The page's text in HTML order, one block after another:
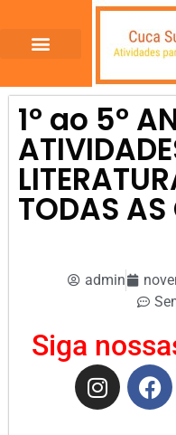
1º ao 5º
TODAS AS
admin
Siga